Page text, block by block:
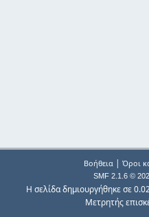
Βοήθεια| Όροι
SMF 2.1.6 ©
Η σελίδα δημιουργήθηκε σε
Μετρητής